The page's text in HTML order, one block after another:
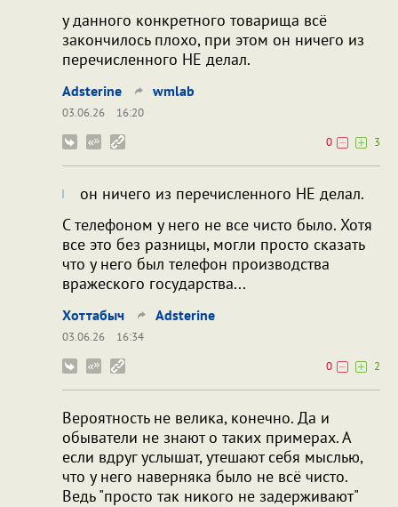
у данного конкретного товарища всё
закончилось плохо, при этом он ничего из
перечисленного НЕ делал.
Adsterine wmlab
03.06.26
16:20
0
3
он ничего из перечисленного НЕ делал.
С телефоном у него не все чисто было. Хотя
все это без разницы, могли просто сказать
что у него был телефон производства
вражеского государства...
Хоттабыч Adsterine
03.06.26
16:34
0
2
Вероятность не велика, конечно. Да и
обыватели не знают о таких примерах. А
если вдруг услышат, утешают себя мыслью,
что у него наверняка было не всё чисто.
Ведь "просто так никого не задерживают"